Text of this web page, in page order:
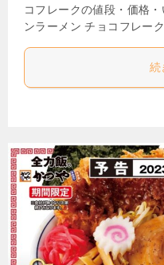
コフレークの値段・価格
ンラーメン チョコフレー
続